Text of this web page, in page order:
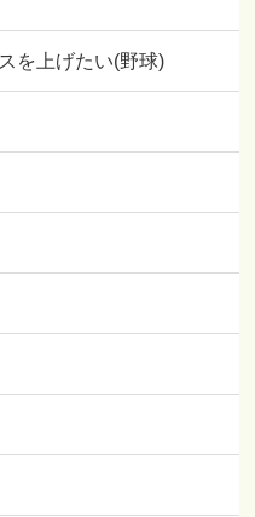
を上げたい(野球)